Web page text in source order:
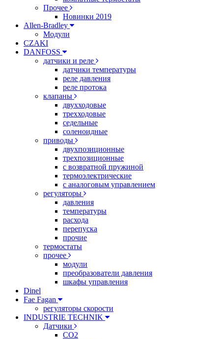
Прочее
Новинки 2019
Allen-Bradley
Модули
CZAKI
DANFOSS
датчики и реле
датчики температуры
реле давления
реле протока
клапаны
двухходовые
трехходовые
седельные
соленоидные
приводы
двухпозиционные
трехпозиционные
с возвратной пружиной
термоэлектрические
с аналоговым управлением
регуляторы
давления
температуры
расхода
перепуска
прочие
термостаты
прочее
модули
преобразователи давления
шкафы управления
Dinel
Fae Fagan
регуляторы скорости
INDUSTRIE TECHNIK
Датчики
CO2